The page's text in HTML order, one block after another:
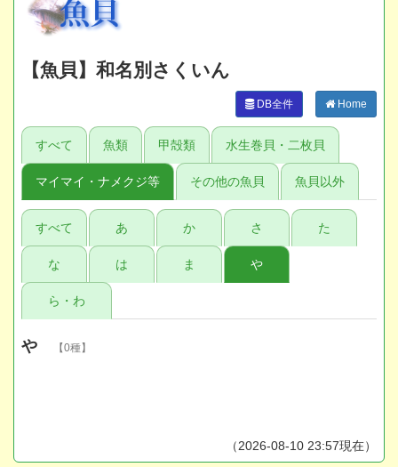
【魚貝】和名別さくいん
DB全件 Home
すべて 魚類 甲殻類 水生巻貝・二枚貝
マイマイ・ナメクジ等 その他の魚貝 魚貝以外
すべて あ か さ た
な は ま や
ら・わ
や 【0種】
（2026-08-10 23:57現在）